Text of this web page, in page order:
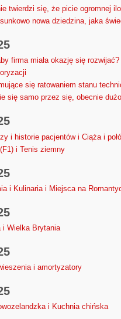
twierdzi się, że picie ogromnej
nowa dziedzina, jaka
firma miała okazję się rozwijać?
się ratowaniem stanu
się samo przez się, obecnie
i historie pacjentów i Ciąża i
i Tenis ziemny
i Kulinaria i Miejsca na
i Wielka Brytania
i amortyzatory
i Kuchnia chińska